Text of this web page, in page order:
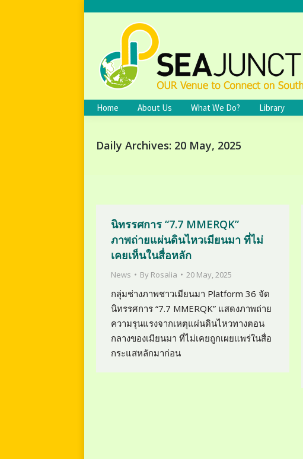
Home About Us What We Do? Library
Daily Archives: 20 May, 2025
นิทรรศการ “7.7 MMERQK”
ภาพถ่ายแผ่นดินไหวเมียนมา ที่ไม่
เคยเห็นในสื่อหลัก
News By Rosalia 20 May, 2025
กลุ่มช่างภาพชาวเมียนมา Platform 36 จัด
นิทรรศการ “7.7 MMERQK” แสดงภาพถ่าย
ความรุนแรงจากเหตุแผ่นดินไหวทางตอน
กลางของเมียนมา ที่ไม่เคยถูกเผยแพร่ในสื่อ
กระแสหลักมาก่อน